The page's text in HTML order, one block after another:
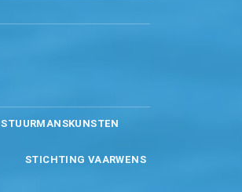
STUURMANSKUNSTEN
STICHTING VAARWENS